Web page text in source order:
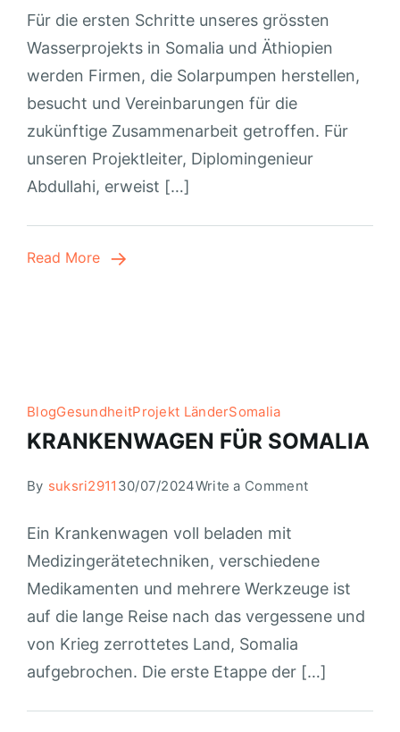
Für die ersten Schritte unseres grössten
Wasserprojekts in Somalia und Äthiopien
werden Firmen, die Solarpumpen herstellen,
besucht und Vereinbarungen für die
zukünftige Zusammenarbeit getroffen. Für
unseren Projektleiter, Diplomingenieur
Abdullahi, erweist […]
Read More
BlogGesundheitProjekt LänderSomalia
KRANKENWAGEN FÜR SOMALIA
By suksri2911 30/07/2024Write a Comment
Ein Krankenwagen voll beladen mit
Medizingerätetechniken, verschiedene
Medikamenten und mehrere Werkzeuge ist
auf die lange Reise nach das vergessene und
von Krieg zerrottetes Land, Somalia
aufgebrochen. Die erste Etappe der […]